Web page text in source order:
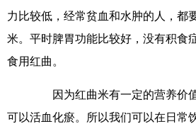
力比较低，经常贫血和水肿的人，都
米。平时脾胃功能比较好，没有积食
食用红曲。
因为红曲米有一定的营养价值
可以活血化瘀。所以我们可以在日常